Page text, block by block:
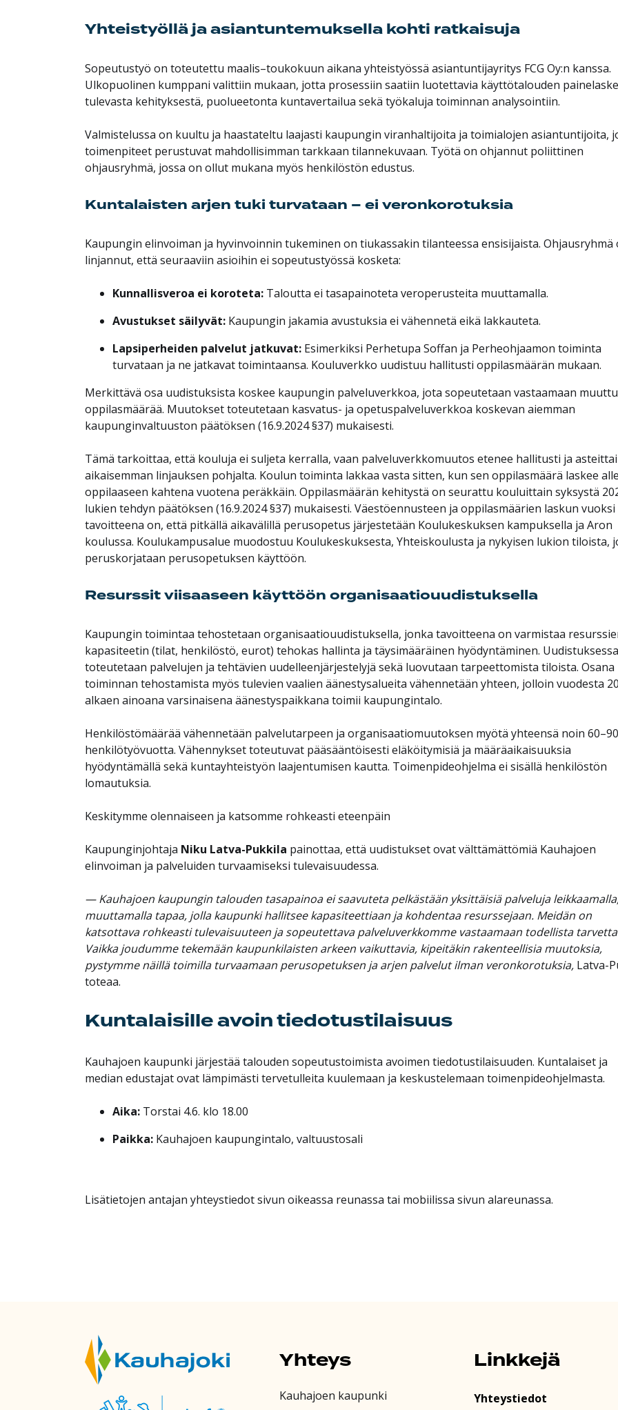
Yhteistyöllä ja asiantuntemuksella kohti ratkaisuja
Sopeutustyö on toteutettu maalis–toukokuun aikana yhteistyössä asiantuntijayritys FCG Oy:n kanssa.
Ulkopuolinen kumppani valittiin mukaan, jotta prosessiin saatiin luotettavia käyttötalouden
tulevasta kehityksestä, puolueetonta kuntavertailua sekä työkaluja toiminnan analysointiin.
Valmistelussa on kuultu ja haastateltu laajasti kaupungin viranhaltijoita ja toimialojen asiantuntijoita,
toimenpiteet perustuvat mahdollisimman tarkkaan tilannekuvaan. Työtä on ohjannut poliittinen
ohjausryhmä, jossa on ollut mukana myös henkilöstön edustus.
Kuntalaisten arjen tuki turvataan – ei veronkorotuksia
Kaupungin elinvoiman ja hyvinvoinnin tukeminen on tiukassakin tilanteessa ensisijaista. Ohjausryhmä
linjannut, että seuraaviin asioihin ei sopeutustyössä kosketa:
Kunnallisveroa ei koroteta: Taloutta ei tasapainoteta veroperusteita muuttamalla.
Avustukset säilyvät: Kaupungin jakamia avustuksia ei vähennetä eikä lakkauteta.
Lapsiperheiden palvelut jatkuvat: Esimerkiksi Perhetupa Soffan ja Perheohjaamon toiminta
turvataan ja ne jatkavat toimintaansa. Kouluverkko uudistuu hallitusti oppilasmäärän mukaan.
Merkittävä osa uudistuksista koskee kaupungin palveluverkkoa, jota sopeutetaan vastaamaan
oppilasmäärää. Muutokset toteutetaan kasvatus- ja opetuspalveluverkkoa koskevan aiemman
kaupunginvaltuuston päätöksen (16.9.2024 §37) mukaisesti.
Tämä tarkoittaa, että kouluja ei suljeta kerralla, vaan palveluverkkomuutos etenee hallitusti ja
aikaisemman linjauksen pohjalta. Koulun toiminta lakkaa vasta sitten, kun sen oppilasmäärä laskee
oppilaaseen kahtena vuotena peräkkäin. Oppilasmäärän kehitystä on seurattu kouluittain syksystä
lukien tehdyn päätöksen (16.9.2024 §37) mukaisesti. Väestöennusteen ja oppilasmäärien laskun vuoksi
tavoitteena on, että pitkällä aikavälillä perusopetus järjestetään Koulukeskuksen kampuksella ja Aron
koulussa. Koulukampusalue muodostuu Koulukeskuksesta, Yhteiskoulusta ja nykyisen lukion tiloista,
peruskorjataan perusopetuksen käyttöön.
Resurssit viisaaseen käyttöön organisaatiouudistuksella
Kaupungin toimintaa tehostetaan organisaatiouudistuksella, jonka tavoitteena on varmistaa
kapasiteetin (tilat, henkilöstö, eurot) tehokas hallinta ja täysimääräinen hyödyntäminen. Uudistuksessa
toteutetaan palvelujen ja tehtävien uudelleenjärjestelyjä sekä luovutaan tarpeettomista tiloista. Osana
toiminnan tehostamista myös tulevien vaalien äänestysalueita vähennetään yhteen, jolloin vuodesta
alkaen ainoana varsinaisena äänestyspaikkana toimii kaupungintalo.
Henkilöstömäärää vähennetään palvelutarpeen ja organisaatiomuutoksen myötä yhteensä noin 60–90
henkilötyövuotta. Vähennykset toteutuvat pääsääntöisesti eläköitymisiä ja määräaikaisuuksia
hyödyntämällä sekä kuntayhteistyön laajentumisen kautta. Toimenpideohjelma ei sisällä henkilöstön
lomautuksia.
Keskitymme olennaiseen ja katsomme rohkeasti eteenpäin
Kaupunginjohtaja Niku Latva-Pukkila painottaa, että uudistukset ovat välttämättömiä Kauhajoen
elinvoiman ja palveluiden turvaamiseksi tulevaisuudessa.
— Kauhajoen kaupungin talouden tasapainoa ei saavuteta pelkästään yksittäisiä palveluja
muuttamalla tapaa, jolla kaupunki hallitsee kapasiteettiaan ja kohdentaa resurssejaan. Meidän on
katsottava rohkeasti tulevaisuuteen ja sopeutettava palveluverkkomme vastaamaan todellista
Vaikka joudumme tekemään kaupunkilaisten arkeen vaikuttavia, kipeitäkin rakenteellisia muutoksia,
pystymme näillä toimilla turvaamaan perusopetuksen ja arjen palvelut ilman veronkorotuksia,Latva-
toteaa.
Kuntalaisille avoin tiedotustilaisuus
Kauhajoen kaupunki järjestää talouden sopeutustoimista avoimen tiedotustilaisuuden. Kuntalaiset ja
median edustajat ovat lämpimästi tervetulleita kuulemaan ja keskustelemaan toimenpideohjelmasta.
Aika:Torstai 4.6. klo 18.00
Paikka:Kauhajoen kaupungintalo, valtuustosali
Lisätietojen antajan yhteystiedot sivun oikeassa reunassa tai mobiilissa sivun alareunassa.
Yhteys
Kauhajoen kaupunki
Linkkejä
Yhteystiedot